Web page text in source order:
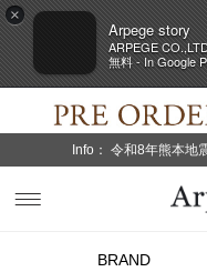
×
Arpege story
ARPEGE
無料 - In Google
Info： 令和8年熊本地
BRAND